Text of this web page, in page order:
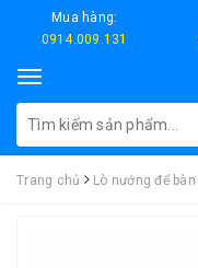
Mua hàng:
0914.009.131
Toggle
navigation
Trang chủ Lò nướng để bàn